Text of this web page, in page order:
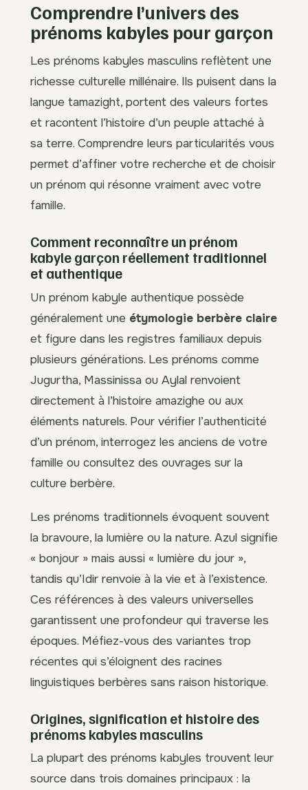
Comprendre l’univers des
prénoms kabyles pour garçon
Les prénoms kabyles masculins reflètent une
richesse culturelle millénaire. Ils puisent dans la
langue tamazight, portent des valeurs fortes
et racontent l’histoire d’un peuple attaché à
sa terre. Comprendre leurs particularités vous
permet d’affiner votre recherche et de choisir
un prénom qui résonne vraiment avec votre
famille.
Comment reconnaître un prénom
kabyle garçon réellement traditionnel
et authentique
Un prénom kabyle authentique possède
généralement une étymologie berbère claire
et figure dans les registres familiaux depuis
plusieurs générations. Les prénoms comme
Jugurtha, Massinissa ou Aylal renvoient
directement à l’histoire amazighe ou aux
éléments naturels. Pour vérifier l’authenticité
d’un prénom, interrogez les anciens de votre
famille ou consultez des ouvrages sur la
culture berbère.
Les prénoms traditionnels évoquent souvent
la bravoure, la lumière ou la nature. Azul signifie
« bonjour » mais aussi « lumière du jour »,
tandis qu’Idir renvoie à la vie et à l’existence.
Ces références à des valeurs universelles
garantissent une profondeur qui traverse les
époques. Méfiez-vous des variantes trop
récentes qui s’éloignent des racines
linguistiques berbères sans raison historique.
Origines, signification et histoire des
prénoms kabyles masculins
La plupart des prénoms kabyles trouvent leur
source dans trois domaines principaux : la